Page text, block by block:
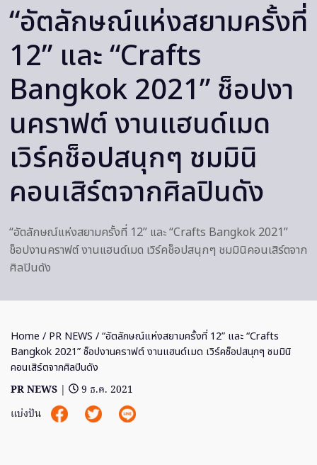
“อัตลักษณ์แห่งสยามครั้งที่
12” และ “Crafts
Bangkok 2021” ช็อปงา
นคราฟต์ งานแฮนด์เมด
เวิร์คช็อปสนุกๆ ชมมินิ
คอนเสิร์ตจากศิลปินดัง
“อัตลักษณ์แห่งสยามครั้งที่ 12” และ “Crafts Bangkok 2021”
ช็อปงานคราฟต์ งานแฮนด์เมด เวิร์คช็อปสนุกๆ ชมมินิคอนเสิร์ตจาก
ศิลปินดัง
Home / PR NEWS / “อัตลักษณ์แห่งสยามครั้งที่ 12” และ “Crafts
Bangkok 2021” ช็อปงานคราฟต์ งานแฮนด์เมด เวิร์คช็อปสนุกๆ ชมมินิ
คอนเสิร์ตจากศิลปินดัง
PR NEWS |
9 ธ.ค. 2021
แบ่งปัน